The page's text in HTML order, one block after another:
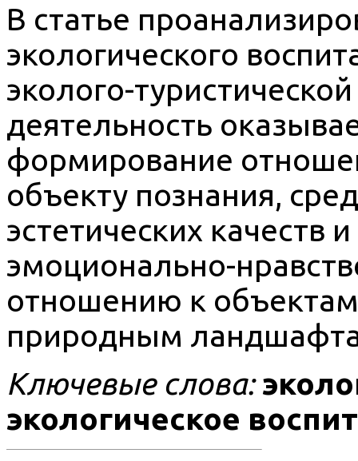
В статье
экологического
эколого-
деятельность
формирование
объекту познания,
эстетических качеств
эмоционально-
отношению к
природным
Ключевые слова:
экологическое